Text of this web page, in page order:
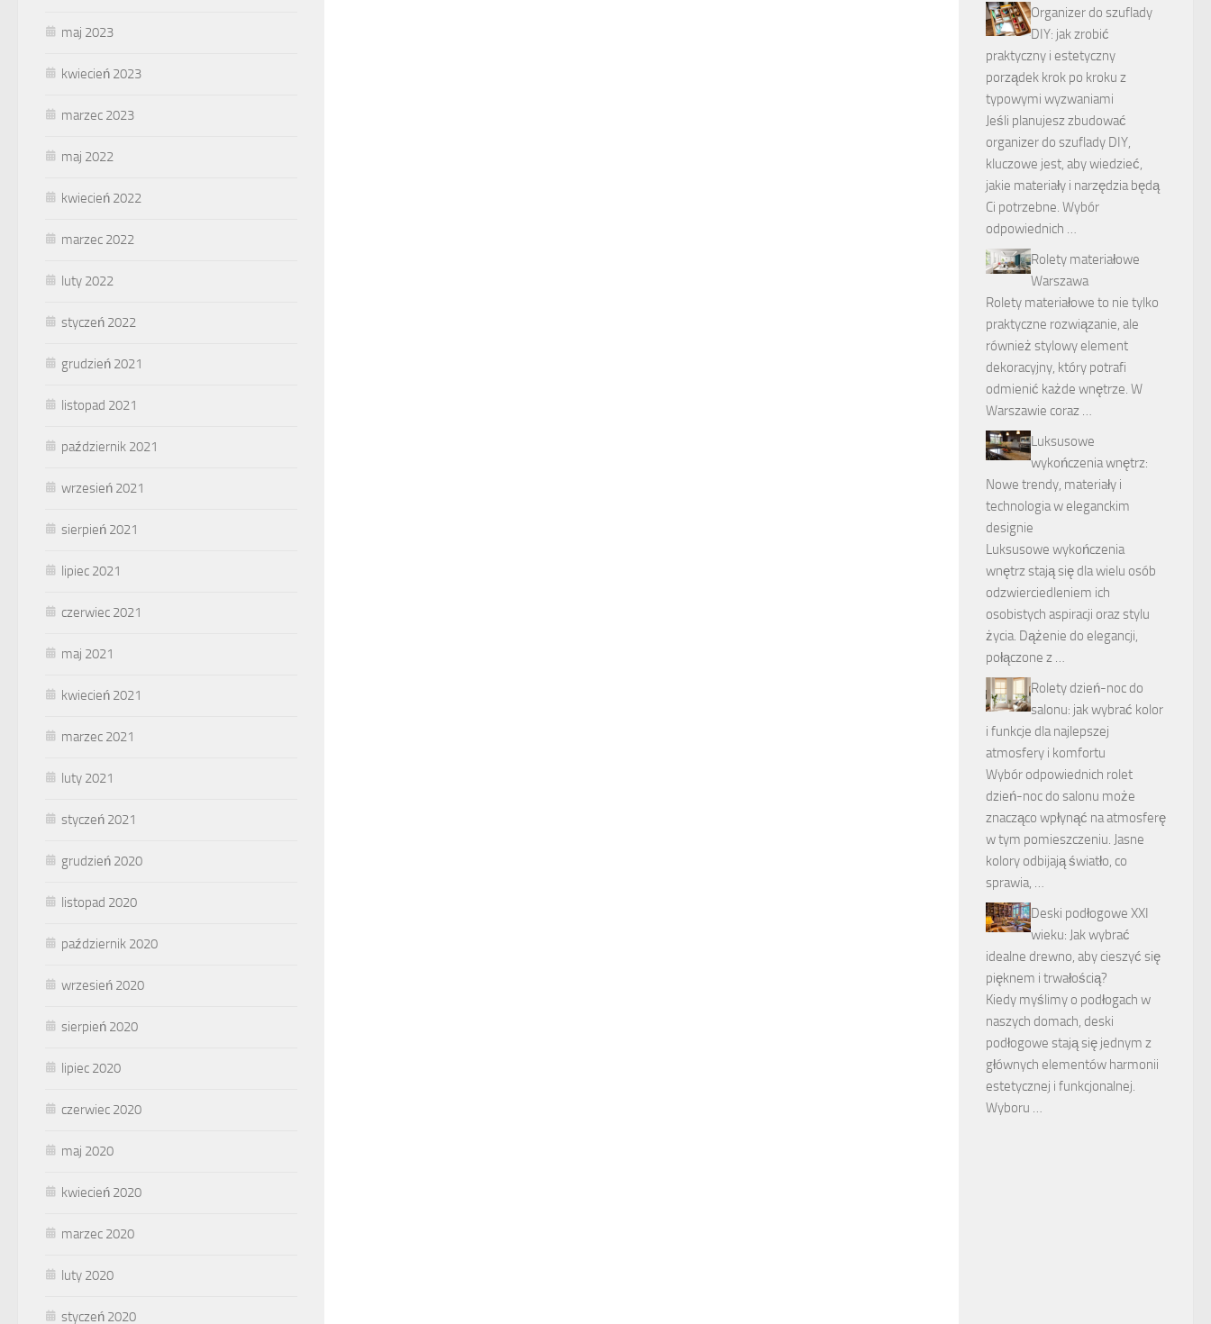
maj 2023
kwiecień 2023
marzec 2023
maj 2022
kwiecień 2022
marzec 2022
luty 2022
styczeń 2022
grudzień 2021
listopad 2021
październik 2021
wrzesień 2021
sierpień 2021
lipiec 2021
czerwiec 2021
maj 2021
kwiecień 2021
marzec 2021
luty 2021
styczeń 2021
grudzień 2020
listopad 2020
październik 2020
wrzesień 2020
sierpień 2020
lipiec 2020
czerwiec 2020
maj 2020
kwiecień 2020
marzec 2020
luty 2020
styczeń 2020
Organizer do szuflady
DIY: jak zrobić
praktyczny i estetyczny
porządek krok po kroku z
typowymi wyzwaniami
Jeśli planujesz zbudować
organizer do szuflady DIY,
kluczowe jest, aby wiedzieć,
jakie materiały i narzędzia będą
Ci potrzebne. Wybór
odpowiednich …
Rolety materiałowe
Warszawa
Rolety materiałowe to nie tylko
praktyczne rozwiązanie, ale
również stylowy element
dekoracyjny, który potrafi
odmienić każde wnętrze. W
Warszawie coraz …
Luksusowe
wykończenia wnętrz:
Nowe trendy, materiały i
technologia w eleganckim
designie
Luksusowe wykończenia
wnętrz stają się dla wielu osób
odzwierciedleniem ich
osobistych aspiracji oraz stylu
życia. Dążenie do elegancji,
połączone z …
Rolety dzień-noc do
salonu: jak wybrać kolor
i funkcje dla najlepszej
atmosfery i komfortu
Wybór odpowiednich rolet
dzień-noc do salonu może
znacząco wpłynąć na atmosferę
w tym pomieszczeniu. Jasne
kolory odbijają światło, co
sprawia, …
Deski podłogowe XXI
wieku: Jak wybrać
idealne drewno, aby cieszyć się
pięknem i trwałością?
Kiedy myślimy o podłogach w
naszych domach, deski
podłogowe stają się jednym z
głównych elementów harmonii
estetycznej i funkcjonalnej.
Wyboru …